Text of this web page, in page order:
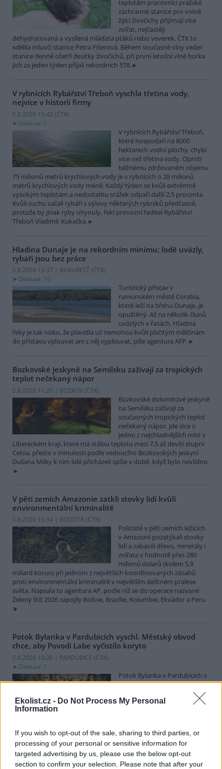
Ekolist.cz - Do Not Process My Personal
Information
If you wish to opt-out of the sale, sharing to third parties, or
processing of your personal or sensitive information for
targeted advertising by us, please use the below opt-out
section to confirm your selection. Please note that after your
teplotám pracovníci pražské
záchranné stanice pro volně
žijící živočichy přijímají více
zvířat, nejčastěji
dehydratovaná a vysílená mláďata ptáků nebo veverek. ČTK to
sdělila mluvčí stanice Petra Fišerová. Během současné vlny veder
stanice denně ošetří desítky živočichů, při první letošní vlně horka
jich za jeden týden přijali rekordních 578.
V rybnících Rybářství Třeboň vyschla třetina vody,
nejvíce v historii firmy
5.8.2026 15:42 (ČTK)
Diskuse: 1
V rybnících Rybářství Třeboň,
které hospodaří na 8000
hektarech vodní plochy, chybí
více než třetina vody. Oproti
běžnému zdržovaném objemu
75 milionů metrů krychlových vody je v rybnících o 28 milionů
metrů krychlových vody méně. Každý týden se kvůli extrémně
vysokým teplotám a nedostatku srážek odpaří další 2,5 procenta.
Kvůli suchu začali rybáři s výlovy některých rybníků předčasně,
protože by jinak ryby uhynuly, řekl provozní ředitel Rybářství
Třeboň Vladimír Kukačka.
Hladina Dunaje je na rekordním minimu; lodě uvázly,
rybáři jsou bez práce
5.8.2026 15:37 | BUKUREŠŤ (ČTK)
Diskuse: 16
Turistický přístav v
rumunském městě Corabia,
které leží na břehu Dunaje, je
opuštěný. Až na několik člunů
uvázlých v řasách. Hladina
řeky je tak nízko, že plavidla už nemohou kvůli písčitým mělčinám
do přístavu vplouvat ani z něj vyplouvat, píše agentura AFP.
Bozkovské jeskyně na Semilsku zažívají za tropických
teplot nečekaný nápor
5.8.2026 11:20 | BOZKOV (ČTK)
Bozkovské dolomitové jeskyně
na Semilsku zažívají za
současných tropických teplot
nečekaný nápor. Jde sice o
jedno z nejchladnějších míst v
Libereckém kraji, které má stálou teplotu mezi 7,5 až devíti stupni
Celsia, přesto v minulosti podle vedoucího Bozkovských jeskyní
Dušana Milky k nim lidé přicházeli spíše v době, když bylo nevlídno.
V pěti zemích Amazonie zatkli stovky lidí kvůli
environmentální kriminalitě
5.8.2026 10:34 | BOGOTÁ (ČTK)
Policisté v pěti zemích ležících
v Amazonii pozatýkali stovky
lidí a zabavili dřevo, minerály i
zvířata v hodnotě přes 280
milionů dolarů (kolem 5,9
miliard korun) při jednom z největších koordinovaných zásahů
proti environmentální kriminalitě v největším deštném pralese
světa. Napsala to agentura AP, podle níž se do operace nazvané
Zelený štít 2026 zapojily Bolívie, Brazílie, Kolumbie, Ekvádor a Peru.
Potok Bylanka v Pardubicích vyschl. Městský obvod
chce, aby Povodí Labe vyčistilo koryto
5.8.2026 10:26 | PARDUBICE (ČTK)
Diskuse: 1
Potok Bylanka v Pardubicích v
důsledku dlouhodobě nízkých
průtoků a suchého počasí
vyschl. Městský obvod VI chce
Povodí Labe. Organizace ale požadavek odmítla s tím, že údržbu
dělala už v červnu a další zásah v tuto chvíli neplánuje, zjistila ČTK.